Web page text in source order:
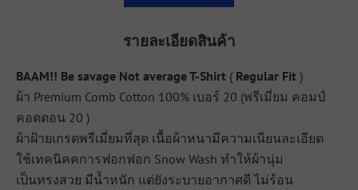
รายละเอียดสินค้า
BAAM!! Be savage Not average T-Shirt ( Regular Fit )
ผ้า Premium Comb Cotton 100% เบอร์ 20 (พรีเมี่ยม คอมป์
คอตตอน 20 )
ผ้าฝ้ายเกรดพรีเมี่ยมที่สุด ​เนื้อผ้าหนามีความเนียนละเอียด
ใช้เทคนิคคการฟอกฟอก Snow Wash ทำให้ผ้านุ่ม
เป็นทรงสวย มีน้ำหนัก แต่ยังระบายอากาศดี ไม่ร้อน